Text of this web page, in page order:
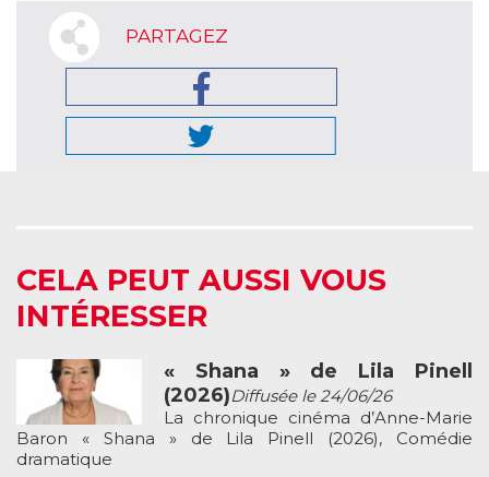
PARTAGEZ
CELA PEUT AUSSI VOUS
INTÉRESSER
« Shana » de Lila Pinell
(2026)Diffusée le 24/06/26
La chronique cinéma d’Anne-Marie
Baron « Shana » de Lila Pinell (2026), Comédie
dramatique